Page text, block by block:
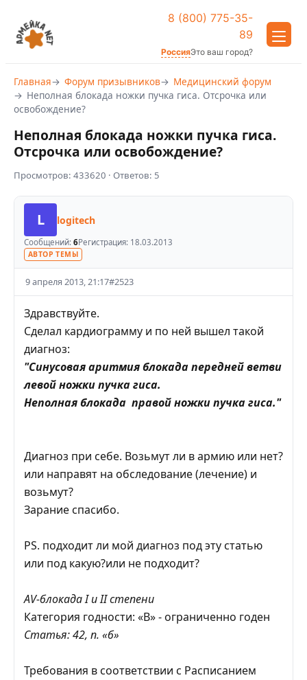
8 (800) 775-35-
89
РоссияЭто ваш город?
Главная Форум призывников
Медицинский форум
Неполная блокада ножки пучка гиса. Отсрочка или
освобождение?
Неполная блокада ножки пучка гиса.
Отсрочка или освобождение?
Просмотров: 433620 · Ответов: 5
L logitech
Сообщений: 6Регистрация: 18.03.2013
АВТОР ТЕМЫ
9 апреля 2013, 21:17#2523
Здравствуйте.
Сделал кардиограмму и по ней вышел такой
диагноз:
"Синусовая аритмия блокада передней ветви
левой ножки пучка гиса.
Неполная блокада правой ножки пучка гиса."
Диагноз при себе. Возьмут ли в армию или нет?
или направят на обследование (лечение) и
возьмут?
Зарание спасибо.
PS. подходит ли мой диагноз под эту статью
или под какую?или не подходит?
АV-блокада I и II степени
Категория годности: «В» - ограниченно годен
Статья: 42, п. «б»
Требования в соответствии с Расписанием